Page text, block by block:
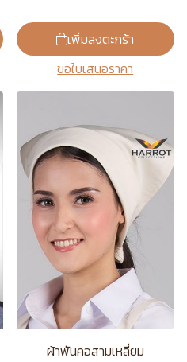
เพิ่มลงตะกร้า
ขอใบเสนอราคา
ผ้าพันคอสามเหลี่ยม